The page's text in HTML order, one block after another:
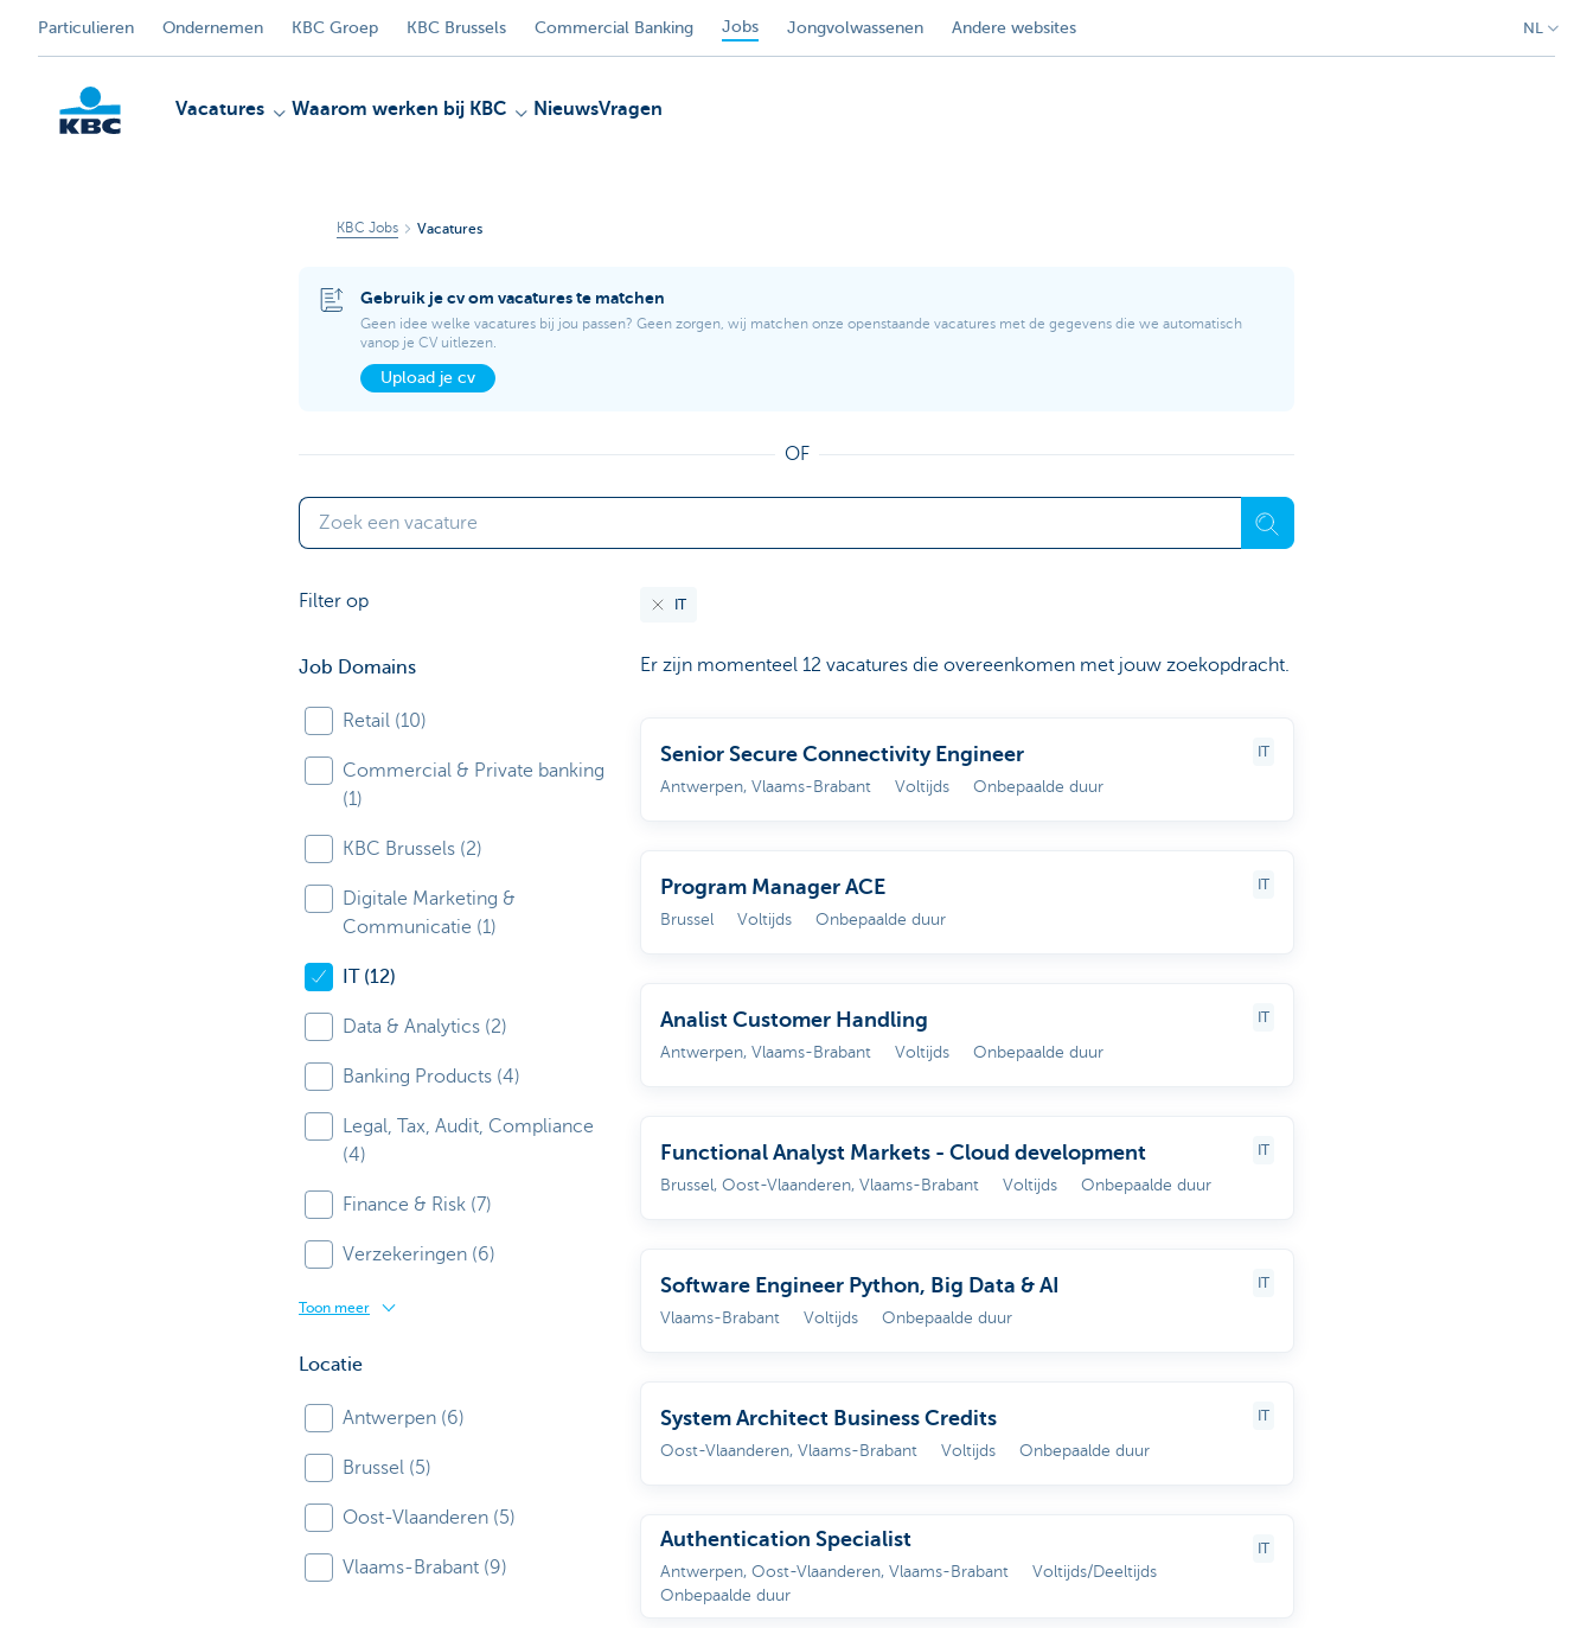
Particulieren Ondernemen KBC Groep KBC Brussels Commercial Banking Jobs Jongvolwassenen Andere websites NL
Vacatures Waarom werken bij KBC NieuwsVragen
KBC Jobs Vacatures
Gebruik je cv om vacatures te matchen
Geen idee welke vacatures bij jou passen? Geen zorgen, wij matchen onze openstaande vacatures met de gegevens die we automatisch
vanop je CV uitlezen.
Upload je cv
OF
Filter op
Job Domains
Retail (10)
Commercial & Private banking
(1)
KBC Brussels (2)
Digitale Marketing &
Communicatie (1)
IT (12)
Data & Analytics (2)
Banking Products (4)
Legal, Tax, Audit, Compliance
(4)
Finance & Risk (7)
Verzekeringen (6)
Toon meer
Locatie
Antwerpen (6)
Brussel (5)
Oost-Vlaanderen (5)
Vlaams-Brabant (9)
IT
Er zijn momenteel 12 vacatures die overeenkomen met jouw zoekopdracht.
Senior Secure Connectivity Engineer
Antwerpen, Vlaams-Brabant Voltijds Onbepaalde duur
IT
Program Manager ACE
Brussel Voltijds Onbepaalde duur
IT
Analist Customer Handling
Antwerpen, Vlaams-Brabant Voltijds Onbepaalde duur
IT
Functional Analyst Markets - Cloud development
Brussel, Oost-Vlaanderen, Vlaams-Brabant Voltijds Onbepaalde duur
IT
Software Engineer Python, Big Data & AI
Vlaams-Brabant Voltijds Onbepaalde duur
IT
System Architect Business Credits
Oost-Vlaanderen, Vlaams-Brabant Voltijds Onbepaalde duur
IT
Authentication Specialist
Antwerpen, Oost-Vlaanderen, Vlaams-Brabant
Voltijds/Deeltijds
Onbepaalde duur
IT